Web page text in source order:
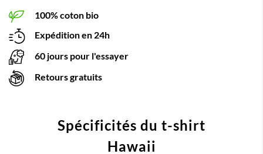
100% coton bio
Expédition en 24h
60 jours pour l'essayer
Retours gratuits
Spécificités du t-shirt
Hawaii